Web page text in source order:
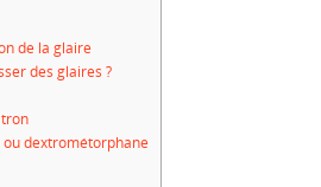
de la glaire
des glaires ?
dextrométorphane